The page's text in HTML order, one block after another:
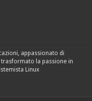
appassionato di
la passione in
Linux